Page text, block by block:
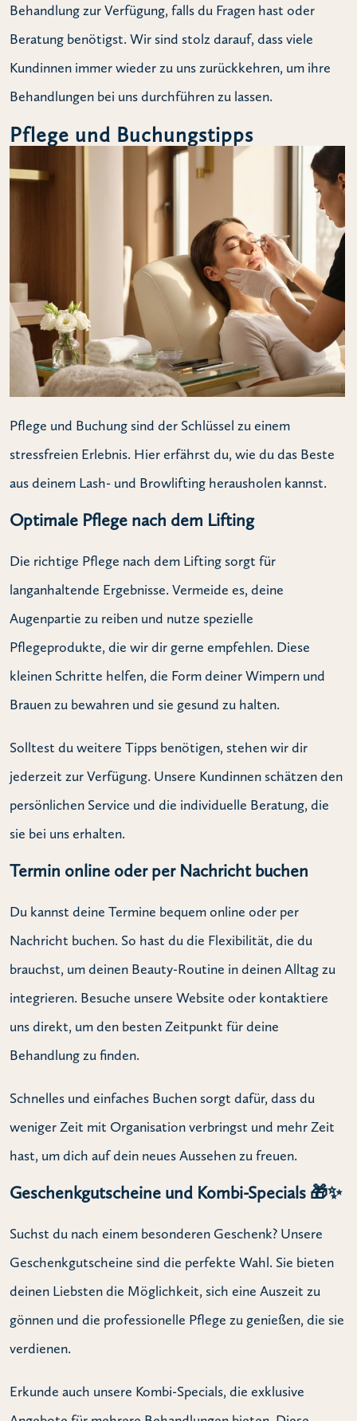
Behandlung zur Verfügung, falls du Fragen hast oder
Beratung benötigst. Wir sind stolz darauf, dass viele
Kundinnen immer wieder zu uns zurückkehren, um ihre
Behandlungen bei uns durchführen zu lassen.
Pflege und Buchungstipps
Pflege und Buchung sind der Schlüssel zu einem
stressfreien Erlebnis. Hier erfährst du, wie du das Beste
aus deinem Lash- und Browlifting herausholen kannst.
Optimale Pflege nach dem Lifting
Die richtige Pflege nach dem Lifting sorgt für
langanhaltende Ergebnisse. Vermeide es, deine
Augenpartie zu reiben und nutze spezielle
Pflegeprodukte, die wir dir gerne empfehlen. Diese
kleinen Schritte helfen, die Form deiner Wimpern und
Brauen zu bewahren und sie gesund zu halten.
Solltest du weitere Tipps benötigen, stehen wir dir
jederzeit zur Verfügung. Unsere Kundinnen schätzen den
persönlichen Service und die individuelle Beratung, die
sie bei uns erhalten.
Termin online oder per Nachricht buchen
Du kannst deine Termine bequem online oder per
Nachricht buchen. So hast du die Flexibilität, die du
brauchst, um deinen Beauty-Routine in deinen Alltag zu
integrieren. Besuche unsere Website oder kontaktiere
uns direkt, um den besten Zeitpunkt für deine
Behandlung zu finden.
Schnelles und einfaches Buchen sorgt dafür, dass du
weniger Zeit mit Organisation verbringst und mehr Zeit
hast, um dich auf dein neues Aussehen zu freuen.
Geschenkgutscheine und Kombi-Specials 🎁✨
Suchst du nach einem besonderen Geschenk? Unsere
Geschenkgutscheine sind die perfekte Wahl. Sie bieten
deinen Liebsten die Möglichkeit, sich eine Auszeit zu
gönnen und die professionelle Pflege zu genießen, die sie
verdienen.
Erkunde auch unsere Kombi-Specials, die exklusive